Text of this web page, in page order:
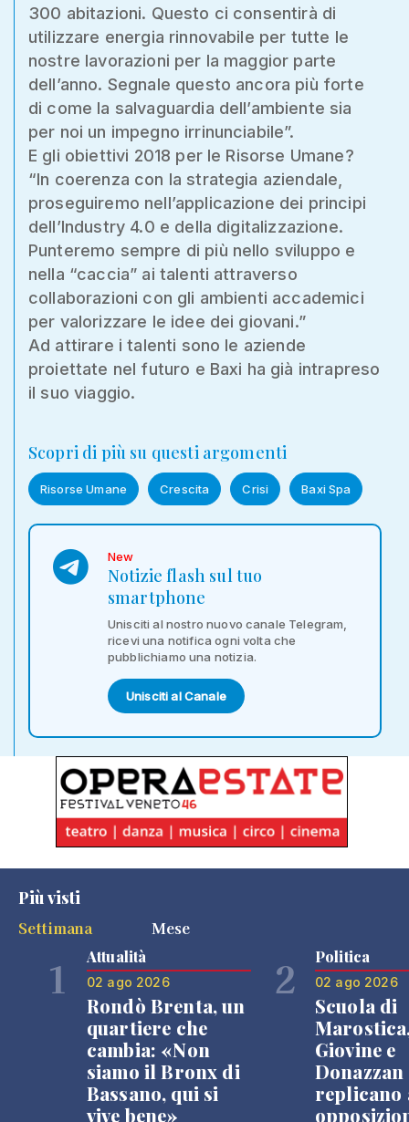
300 abitazioni. Questo ci consentirà di
utilizzare energia rinnovabile per tutte le
nostre lavorazioni per la maggior parte
dell’anno. Segnale questo ancora più forte
di come la salvaguardia dell’ambiente sia
per noi un impegno irrinunciabile”.
E gli obiettivi 2018 per le Risorse Umane?
“In coerenza con la strategia aziendale,
proseguiremo nell’applicazione dei principi
dell’Industry 4.0 e della digitalizzazione.
Punteremo sempre di più nello sviluppo e
nella “caccia” ai talenti attraverso
collaborazioni con gli ambienti accademici
per valorizzare le idee dei giovani.”
Ad attirare i talenti sono le aziende
proiettate nel futuro e Baxi ha già intrapreso
il suo viaggio.
Scopri di più su questi argomenti
Risorse Umane Crescita Crisi Baxi Spa
New
Notizie flash sul tuo
smartphone
Unisciti al nostro nuovo canale Telegram,
ricevi una notifica ogni volta che
pubblichiamo una notizia.
Unisciti al Canale
Più visti
Settimana
Mese
1 Attualità
02 ago 2026
Rondò Brenta, un
quartiere che
cambia: «Non
siamo il Bronx di
Bassano, qui si
vive bene»
2 Politica
02 ago 2026
Scuola di
Giovine e
Donazzan
replicano